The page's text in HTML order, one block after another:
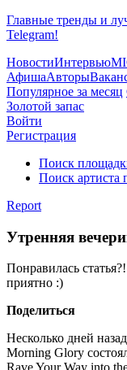
Главные тренды и
Telegram!
НовостиИнтервью
АфишаАвторы
Популярное за месяц
Золотой запас
Войти
Регистрация
Поиск
Поиск артиста
Report
Утренняя
Понравилась
приятно :)
Поделиться
Несколько дней
Morning Glory